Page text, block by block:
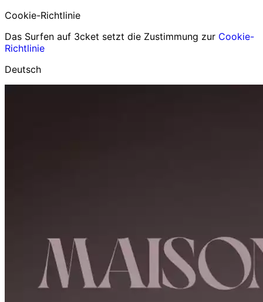
Cookie-Richtlinie
Das Surfen auf 3cket setzt die Zustimmung zur Cookie-
Richtlinie
Deutsch